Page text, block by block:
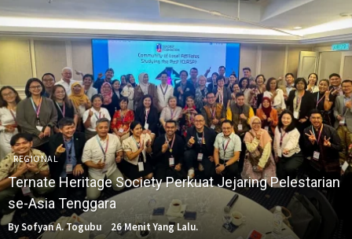
REGIONAL
Ternate Heritage Society Perkuat Jejaring Pelestarian
se-Asia Tenggara
By Sofyan A. Togubu 26 Menit Yang Lalu.